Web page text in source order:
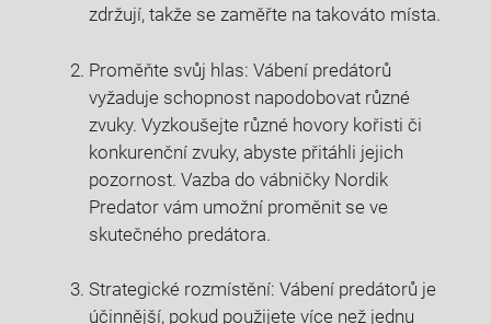
zdržují, takže se zaměřte na takováto místa.
Proměňte svůj hlas: Vábení predátorů
vyžaduje schopnost napodobovat různé
zvuky. Vyzkoušejte různé hovory kořisti či
konkurenční zvuky, abyste přitáhli jejich
pozornost. Vazba do vábničky Nordik
Predator vám umožní proměnit se ve
skutečného predátora.
Strategické rozmístění: Vábení predátorů je
účinnější, pokud použijete více než jednu